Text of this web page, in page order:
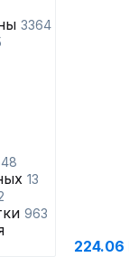
3364
13
963
224.06